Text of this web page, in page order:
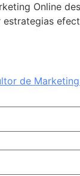
Online
estrategias
de